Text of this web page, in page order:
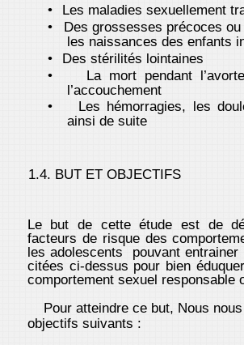
•
Les maladies sexuellement
•
Des grossesses précoces
les naissances des enfants
•
Des stérilités lointaines
•
La mort pendant
l’accouchement
•
Les hémorragies, les
ainsi de suite
1.4. BUT ET OBJECTIFS
Le but de cette étude est de
facteurs de risque des
les adolescents pouvant entrainer
citées ci-dessus pour bien
comportement sexuel responsable
Pour atteindre ce but, Nous
objectifs suivants :